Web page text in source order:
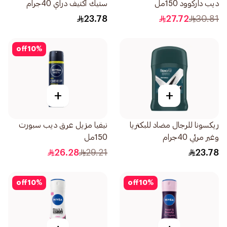
ديب داركوود 150مل
30.81
27.72
ستيك أكتيف دراي 40جرام
23.78
+
ريكسونا للرجال مضاد للبكتريا
وغير مرئي 40جرام
23.78
10%
off
+
نيفيا مزيل عرق ديب سبورت
150مل
29.21
26.28
10%
off
10%
off